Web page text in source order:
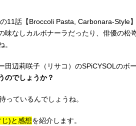
11話【Broccoli Pasta, Carbonara-Style
味なしカルボナーラだったり、俳優の松
。
田辺莉咲子（リサコ）のSPiCYSOLのボ
のでしょうか？
っているんでしょうね。
)と感想を紹介します。